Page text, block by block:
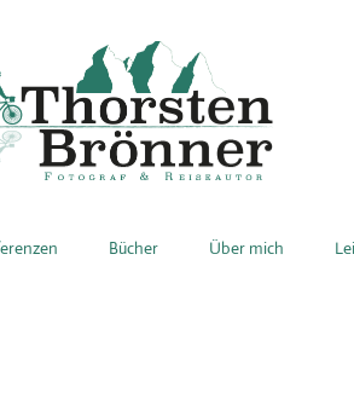
Bücher Über mich